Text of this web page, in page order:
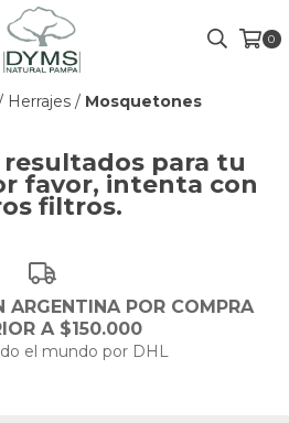
0
Herrajes / Mosquetones
para tu
favor, intenta con
filtros.
ARGENTINA POR COMPRA
A $150.000
el mundo por DHL